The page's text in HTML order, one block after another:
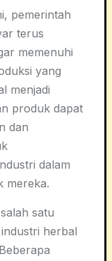
pemerintah
terus
memenuhi
yang
menjadi
produk dapat
dan
dalam
mereka.
satu
herbal